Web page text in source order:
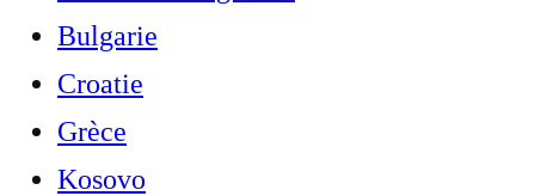
Bulgarie
Croatie
Grèce
Kosovo